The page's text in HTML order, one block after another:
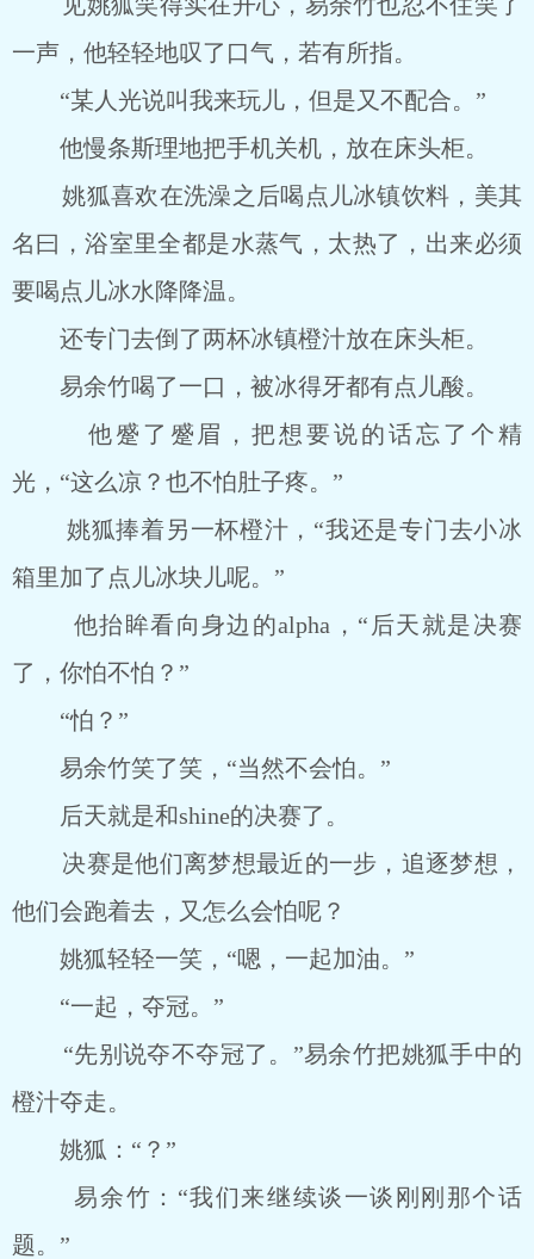
一声，他轻轻地叹了口气，若有所指。
“某人光说叫我来玩儿，但是又不配合。”
他慢条斯理地把手机关机，放在床头柜。
姚狐喜欢在洗澡之后喝点儿冰镇饮料，美其
名曰，浴室里全都是水蒸气，太热了，出来必须
要喝点儿冰水降降温。
还专门去倒了两杯冰镇橙汁放在床头柜。
易余竹喝了一口，被冰得牙都有点儿酸。
他蹙了蹙眉，把想要说的话忘了个精
光，“这么凉？也不怕肚子疼。”
姚狐捧着另一杯橙汁，“我还是专门去小冰
箱里加了点儿冰块儿呢。”
他抬眸看向身边的alpha，“后天就是决赛
了，你怕不怕？”
“怕？”
易余竹笑了笑，“当然不会怕。”
后天就是和shine的决赛了。
决赛是他们离梦想最近的一步，追逐梦想，
他们会跑着去，又怎么会怕呢？
姚狐轻轻一笑，“嗯，一起加油。”
“一起，夺冠。”
“先别说夺不夺冠了。”易余竹把姚狐手中的
橙汁夺走。
姚狐：“？”
易余竹：“我们来继续谈一谈刚刚那个话
题。”